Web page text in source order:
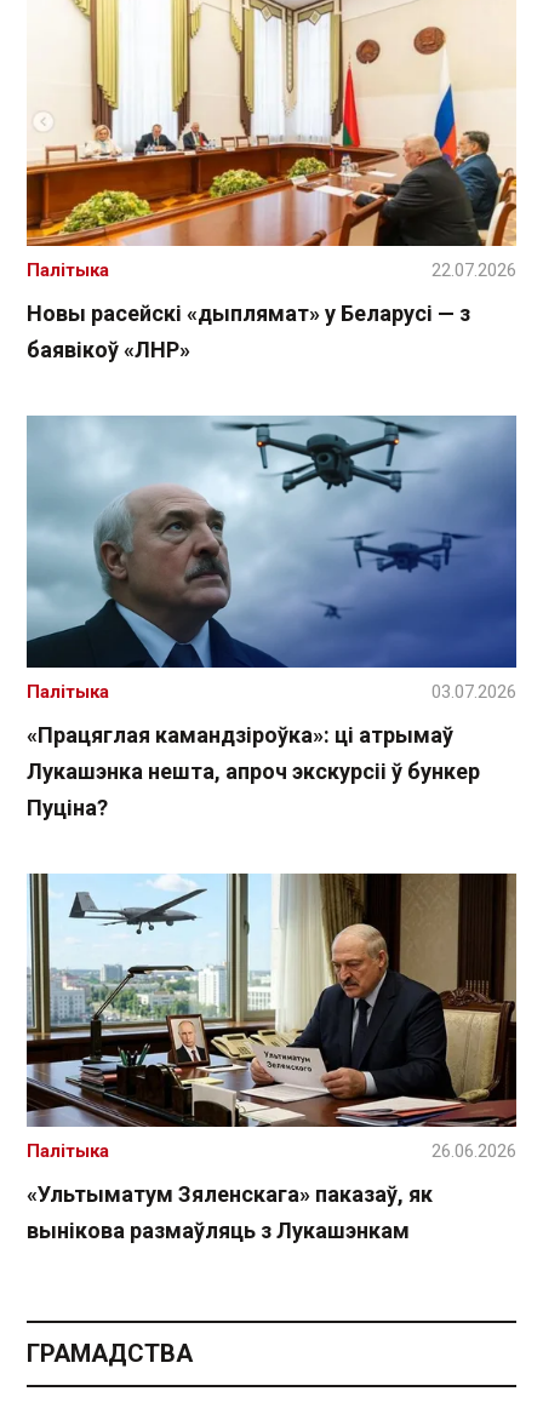
Новы расейскі «дыплямат» у Беларусі — з
баявікоў «ЛНР»
Палітыка 22.07.2026
«Працяглая камандзіроўка»: ці атрымаў
Лукашэнка нешта, апроч экскурсіі ў бункер
Пуціна?
Палітыка 03.07.2026
«Ультыматум Зяленскага» паказаў, як
вынікова размаўляць з Лукашэнкам
Палітыка 26.06.2026
ГРАМАДСТВА